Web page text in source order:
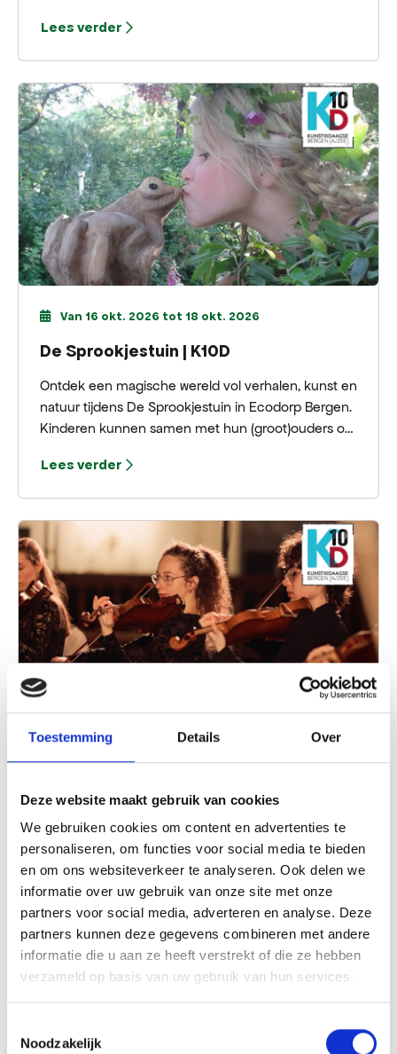
Toestemming Details Over
Deze website maakt gebruik van cookies
We gebruiken cookies om content en advertenties te
personaliseren, om functies voor social media te bieden
en om ons websiteverkeer te analyseren. Ook delen we
informatie over uw gebruik van onze site met onze
partners voor social media, adverteren en analyse. Deze
partners kunnen deze gegevens combineren met andere
informatie die u aan ze heeft verstrekt of die ze hebben
verzameld op basis van uw gebruik van hun services.
Noodzakelijk
mogelijk voor jongeren van 10 tot 14 jaar en van 15
Lees verder
Van 16 okt. 2026 tot 18 okt. 2026
De Sprookjestuin | K10D
Ontdek een magische wereld vol verhalen, kunst en
natuur tijdens De Sprookjestuin in Ecodorp Bergen.
Kinderen kunnen samen met hun (groot)ouders op
bijzondere sprookjesbeelden en spellen.
Lees verder
K10D
Tijdens de Kunst10Daagse laat Moving Talent: van
talent naar podium horen hoe de toekomst van
klassieke muziek klinkt. Jong internationaal
toptalent brengt samen met het Matangi Quartet
een concert waarin traditie, experiment en
persoonlijke interpretatie samenkomen.